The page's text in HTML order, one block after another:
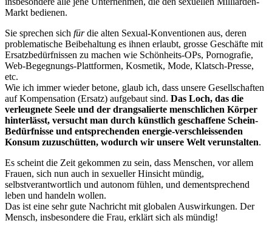
Markt bedienen.
Sie sprechen sich fürdie alten Sexual-Konventionen aus, deren
problematische Beibehaltung es ihnen erlaubt, grosse Geschäfte mit
Ersatzbedürfnissen zu machen wie Schönheits-OPs, Pornografie,
Web-Begegnungs-Plattformen, Kosmetik, Mode, Klatsch-Presse,
etc.
Wie ich immer wieder betone, glaub ich, dass unsere Gesellschaften
auf Kompensation (Ersatz) aufgebaut sind. Das Loch, das die
verleugnete Seele und der drangsalierte menschlichen Körper
hinterlässt, versucht man durch künstlich geschaffene Schein-
Bedürfnisse und entsprechenden energie-verschleissenden
Konsum zuzuschütten, wodurch wir unsere Welt verunstalten.
Es scheint die Zeit gekommen zu sein, dass Menschen, vor allem
Frauen, sich nun auch in sexueller Hinsicht mündig,
selbstverantwortlich und autonom fühlen, und dementsprechend
leben und handeln wollen.
Das ist eine sehr gute Nachricht mit globalen Auswirkungen. Der
Mensch, insbesondere die Frau, erklärt sich als mündig!